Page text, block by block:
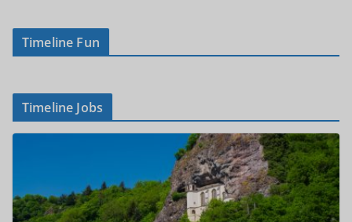
Timeline Fun
Timeline Jobs